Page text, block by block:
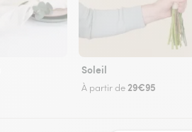
Soleil
À partir de 29€95